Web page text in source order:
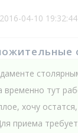
2016-04-10 19:32:44
временно тут
хочу
приема